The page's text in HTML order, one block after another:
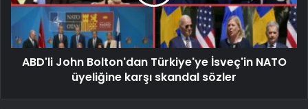
ABD'li John Bolton'dan Türkiye'ye İsveç'in NATO
üyeliğine karşı skandal sözler